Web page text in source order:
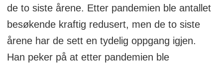
de to siste årene. Etter pandemien ble antallet
besøkende kraftig redusert, men de to siste
årene har de sett en tydelig oppgang igjen.
Han peker på at etter pandemien ble